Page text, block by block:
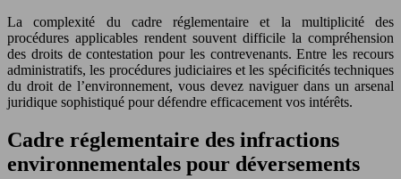
La complexité du cadre réglementaire et la multiplicité des
procédures applicables rendent souvent difficile la compréhension
des droits de contestation pour les contrevenants. Entre les recours
administratifs, les procédures judiciaires et les spécificités techniques
du droit de l’environnement, vous devez naviguer dans un arsenal
juridique sophistiqué pour défendre efficacement vos intérêts.
Cadre réglementaire des infractions
environnementales pour déversements